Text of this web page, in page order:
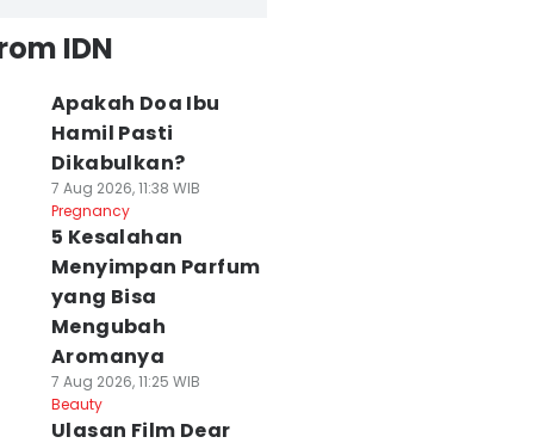
IDN
Apakah Doa Ibu
Hamil Pasti
Dikabulkan?
7 Aug 2026, 11:38 WIB
Pregnancy
5 Kesalahan
Menyimpan Parfum
yang Bisa
Mengubah
Aromanya
7 Aug 2026, 11:25 WIB
Beauty
Ulasan Film Dear